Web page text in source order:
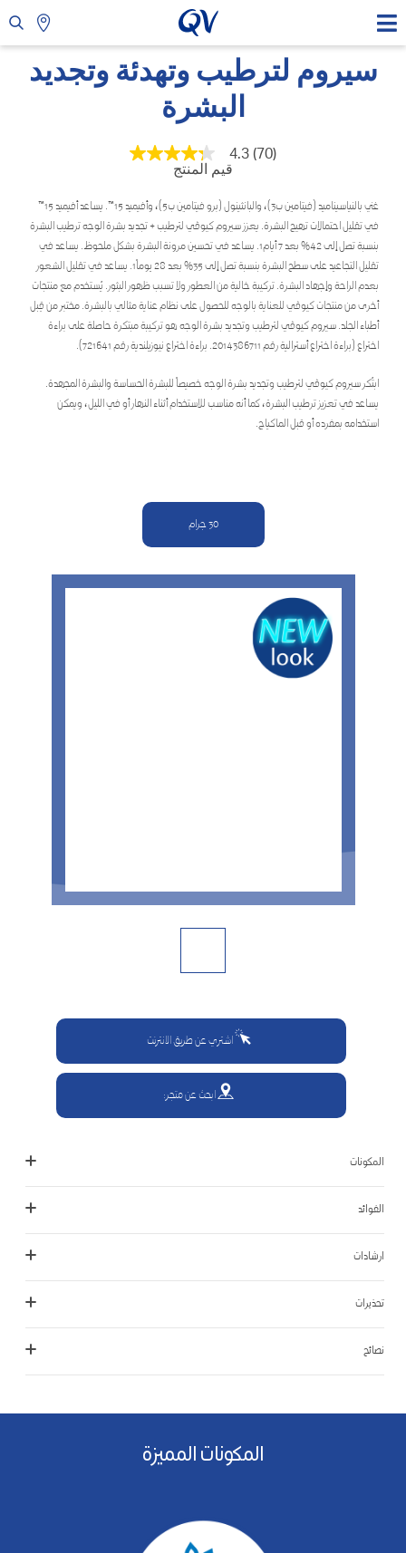
سيروم لترطيب وتهدئة وتجديد
البشرة
متوسط
هو
4.3
من
5
نجوم.
Read
70
Reviews.
رابط
نفس
الصفحة.
4.3 (70)
قيم المنتج
غني بالنياسيناميد (فيتامين ب3)، والبانثينول (برو فيتامين ب5)، وأفيميد 15™. يساعد أفيميد 15™
في تقليل احتمالات تهيج البشرة. يعزز سيروم كيوڤي لترطيب + تجديد بشرة الوجه ترطيب البشرة
بنسبة تصل إلى 42% بعد 7 أيام1. يساعد في تحسين مرونة البشرة بشكل ملحوظ. يساعد في
تقليل التجاعيد على سطح البشرة بنسبة تصل إلى 35% بعد 28 يوماً1. يساعد في تقليل الشعور
بعدم الراحة وإجهاد البشرة. تركيبة خالية من العطور ولا تسبب ظهور البثور. يُستخدم مع منتجات
أخرى من منتجات كيوڤي للعناية بالوجه للحصول على نظام عناية مثالي بالبشرة. مختبر من قِبل
أطباء الجلد. سيروم كيوڤي لترطيب وتجديد بشرة الوجه هو تركيبة مبتكرة حاصلة على براءة
اختراع (براءة اختراع أسترالية رقم 2014386711. براءة اختراع نيوزيلندية رقم 721641).
ابتُكر سيروم كيوڤي لترطيب وتجديد بشرة الوجه خصيصاً للبشرة الحساسة والبشرة المجهدة.
يساعد في تعزيز ترطيب البشرة، كما أنه مناسب للاستخدام أثناء النهار أو في الليل، ويمكن
استخدامه بمفرده أو قبل الماكياج.
30 جرام
اشتري عن طريق الانترنت
ابحث عن متجر:
المكونات
الفوائد
ارشادات
تحذيرات
نصائح
المكونات المميزة